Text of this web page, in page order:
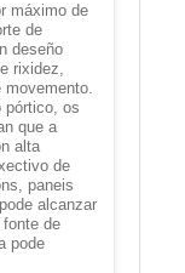
máximo de
de
deseño
rixidez,
movemento.
pórtico, os
que a
alta
de
paneis
alcanzar
de
pode